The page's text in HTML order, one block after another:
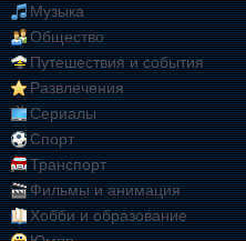
Музыка
Общество
Путешествия и события
Развлечения
Сериалы
Спорт
Транспорт
Фильмы и анимация
Хобби и образование